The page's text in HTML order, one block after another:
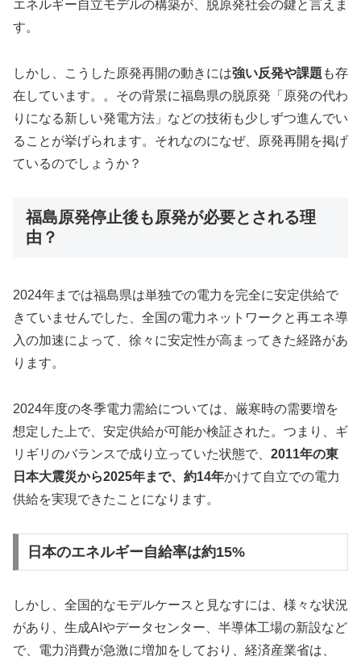
エネルギー自立モデルの構築が、脱原発社会の鍵と言えま
す。
しかし、こうした原発再開の動きには強い反発や課題 も存
在しています。。その背景に福島県の脱原発「原発の代わ
りになる新しい発電方法」などの技術も少しずつ進んでい
ることが挙げられます。それなのになぜ、原発再開を掲げ
ているのでしょうか？
福島原発停止後も原発が必要とされる理
由？
2024年までは福島県は単独での電力を完全に安定供給で
きていませんでした、全国の電力ネットワークと再エネ導
入の加速によって、徐々に安定性が高まってきた経路があ
ります。
2024年度の冬季電力需給については、厳寒時の需要増を
想定した上で、安定供給が可能か検証された。つまり、ギ
リギリのバランスで成り立っていた状態で、 2011年の東
日本大震災から2025年まで、約14年かけて自立での電力
供給を実現できたことになります。
日本のエネルギー自給率は約15%
しかし、全国的なモデルケースと見なすには、様々な状況
があり、生成AIやデータセンター、半導体工場の新設など
で、電力消費が急激に増加をしており、経済産業省は、